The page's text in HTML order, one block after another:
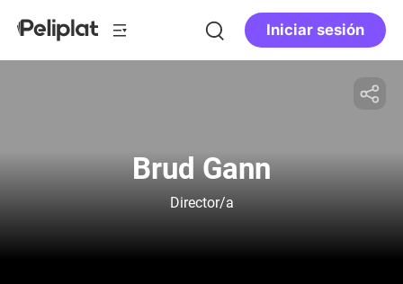
Iniciar sesión
Brud Gann
Director/a